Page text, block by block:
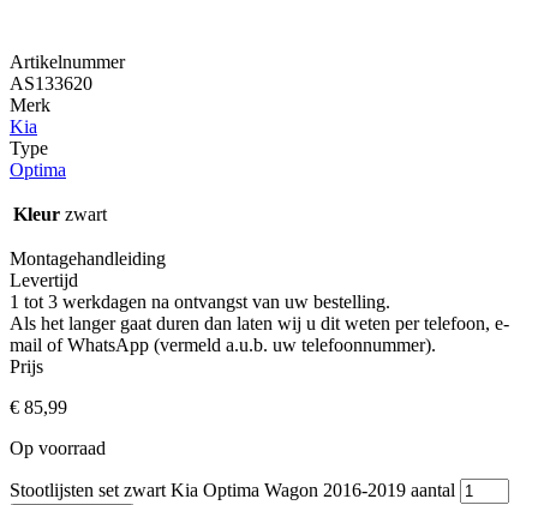
Artikelnummer
AS133620
Merk
Kia
Type
Optima
Kleur zwart
Montagehandleiding
Levertijd
1 tot 3 werkdagen na ontvangst van uw bestelling.
Als het langer gaat duren dan laten wij u dit weten per telefoon, e-
mail of WhatsApp (vermeld a.u.b. uw telefoonnummer).
Prijs
€ 85,99
Op voorraad
Stootlijsten set zwart Kia Optima Wagon 2016-2019 aantal